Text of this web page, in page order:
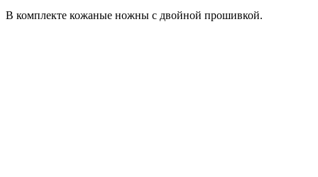
В комплекте кожаные ножны с двойной прошивкой.